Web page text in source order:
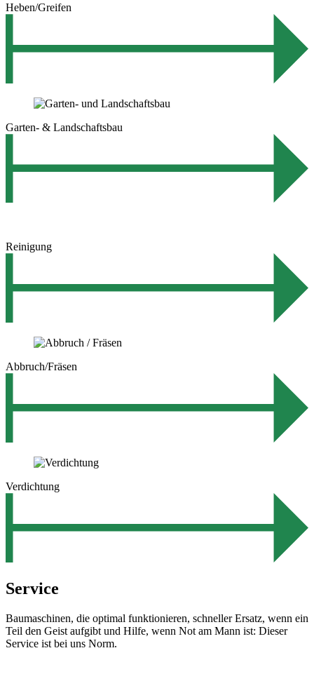
Heben/Greifen
Garten- & Landschaftsbau
Reinigung
Abbruch/Fräsen
Verdichtung
Service
Baumaschinen, die optimal funktionieren, schneller Ersatz, wenn ein
Teil den Geist aufgibt und Hilfe, wenn Not am Mann ist: Dieser
Service ist bei uns Norm.